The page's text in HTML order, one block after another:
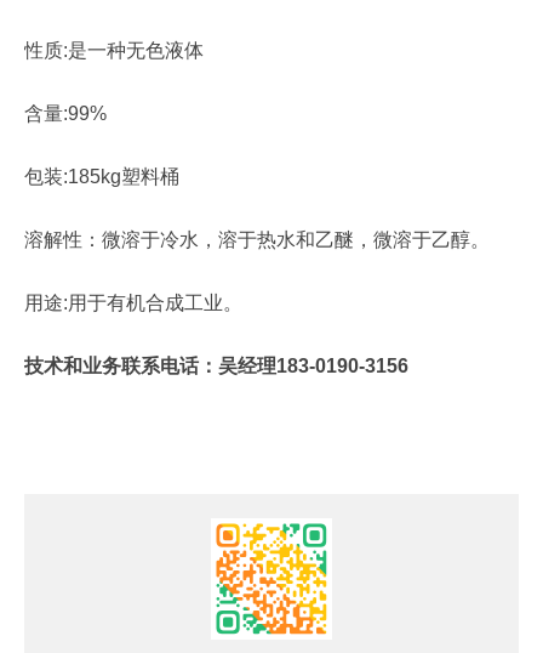
性质:是一种无色液体
含量:99%
包装:185kg塑料桶
溶解性：微溶于冷水，溶于热水和乙醚，微溶于乙醇。
用途:用于有机合成工业。
技术和业务联系电话：吴经理183-0190-3156